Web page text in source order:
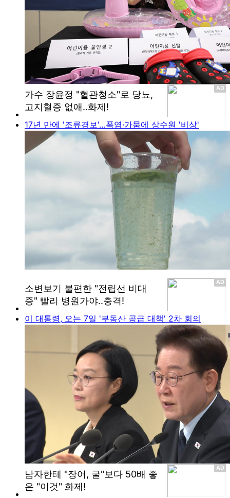
17년 만에 '조류경보'…폭염·가뭄에 상수원 '비상'
이 대통령, 오는 7일 '부동산 공급 대책' 2차 회의